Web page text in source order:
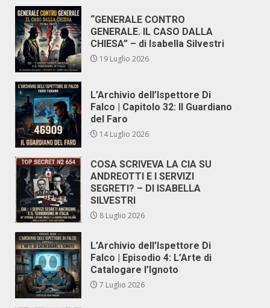
“GENERALE CONTRO
GENERALE. IL CASO DALLA
CHIESA” – di Isabella Silvestri
19 Luglio 2026
L’Archivio dell’Ispettore Di
Falco | Capitolo 32: Il Guardiano
del Faro
14 Luglio 2026
COSA SCRIVEVA LA CIA SU
ANDREOTTI E I SERVIZI
SEGRETI? – DI ISABELLA
SILVESTRI
8 Luglio 2026
L’Archivio dell’Ispettore Di
Falco | Episodio 4: L’Arte di
Catalogare l’Ignoto
7 Luglio 2026